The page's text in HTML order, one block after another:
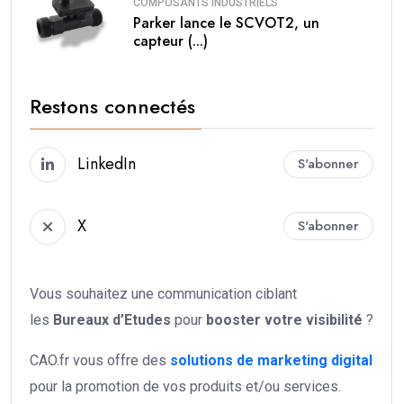
COMPOSANTS INDUSTRIELS
Parker lance le SCVOT2, un
capteur (...)
Restons connectés
LinkedIn S'abonner
X S'abonner
Vous souhaitez une communication ciblant
les Bureaux d’Etudes pour booster votre visibilité ?
CAO.fr vous offre des solutions de marketing digital
pour la promotion de vos produits et/ou services.